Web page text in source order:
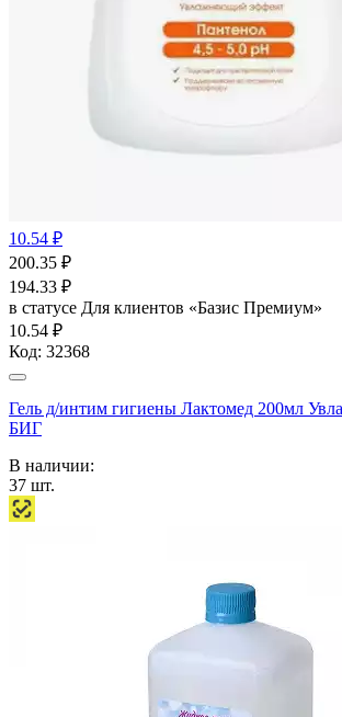
10.54 ₽
200.35 ₽
194.33 ₽
в статусе Для клиентов «Базис Премиум»
10.54 ₽
Код: 32368
Гель д/интим гигиены Лактомед 200мл
БИГ
В наличии:
37 шт.